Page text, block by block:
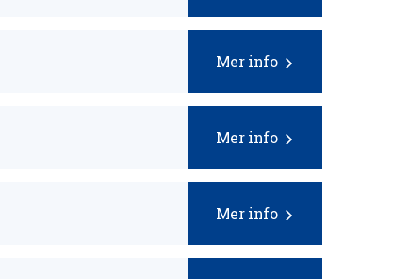
Mer info
Mer info
Mer info